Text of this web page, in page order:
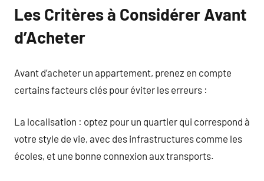
Les Critères à Considérer Avant
d’Acheter
Avant d’acheter un appartement, prenez en compte
certains facteurs clés pour éviter les erreurs :
La localisation : optez pour un quartier qui correspond à
votre style de vie, avec des infrastructures comme les
écoles, et une bonne connexion aux transports.